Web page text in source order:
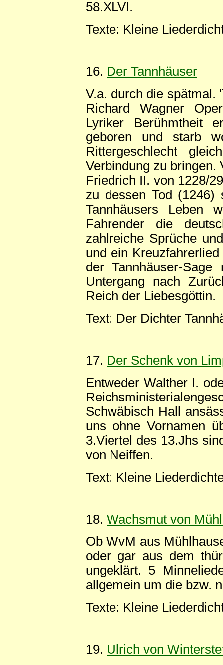
58.XLVI.
Texte: Kleine
16. Der Tannhäuser
V.a. durch die spätmal.
Richard Wagner
Lyriker Berühmtheit
geboren und starb
Rittergeschlecht
Verbindung zu bringen.
Friedrich II. von 1228/
zu dessen Tod (1246)
Tannhäusers Leben
Fahrender die
zahlreiche Sprüche
und ein
der Tannhäuser-
Untergang nach
Reich der Liebesgöttin.
Text: Der Dichter
17. Der Schenk von
Entweder Walther I.
Schwäbisch Hall
uns ohne Vornamen
3.Viertel des 13.Jhs
von Neiffen.
Text: Kleine
18. Wachsmut von
Ob WvM aus
oder gar aus dem
ungeklärt. 5
allgemein um die bzw.
Texte: Kleine
19. Ulrich von